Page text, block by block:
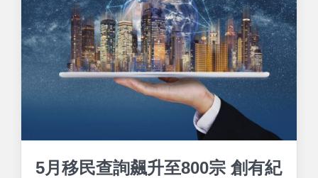
5月移民查詢飆升至800宗 創有紀